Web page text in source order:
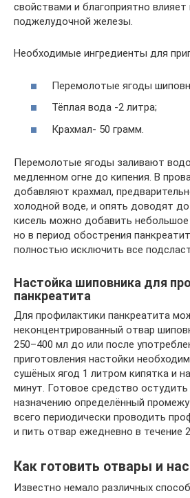
свойствами и благоприятно влияет
поджелудочной железы.
Необходимые ингредиенты для
Перемолотые ягоды
Тёплая вода -2 литра;
Крахмал- 50 грамм.
Перемолотые ягоды заливают
медленном огне до кипения. В
добавляют крахмал,
холодной воде, и опять доводят
кисель можно добавить небольшое
но в период обострения
полностью исключить все
Настойка шиповника для
панкреатита
Для профилактики панкреатита
неконцентрированный отвар
250–400 мл до или после
приготовления настойки
сушёных ягод 1 литром кипятка и
минут. Готовое средство
назначению определённый
всего периодически проводить
и пить отвар ежедневно в течение
Как готовить отвары и
Известно немало различных